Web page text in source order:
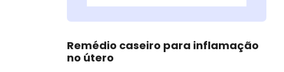
Remédio caseiro para inflamação
no útero